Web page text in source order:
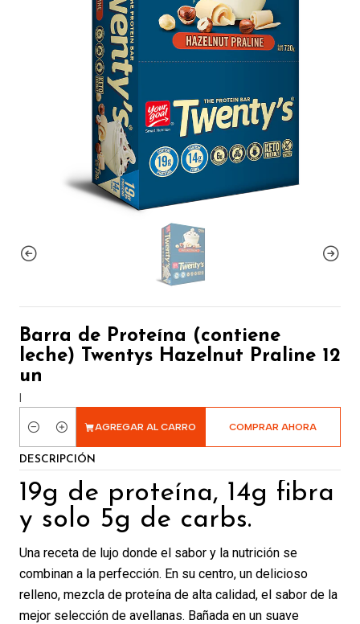
Barra de Proteína (contiene
leche) Twentys Hazelnut Praline 12
un
|
Cantidad
AGREGAR AL CARRO COMPRAR AHORA
DESCRIPCIÓN
19g de proteína, 14g fibra
y solo 5g de carbs.​
Una receta de lujo donde el sabor y la nutrición se
combinan a la perfección. En su centro, un delicioso
relleno, mezcla de proteína de alta calidad, el sabor de la
mejor selección de avellanas. Bañada en un suave